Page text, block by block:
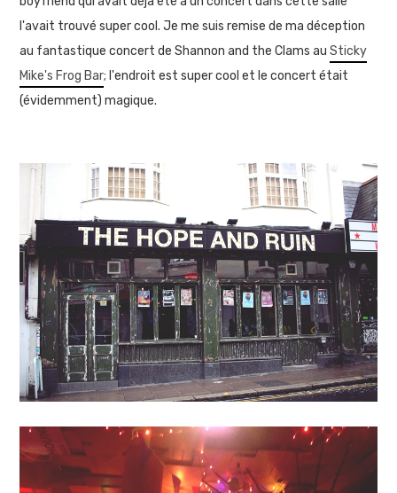
l'avait trouvé super cool. Je me suis remise de ma déception
au fantastique concert de Shannon and the Clams auSticky
Mike's Frog Bar; l'endroit est super cool et le concert était
(évidemment) magique.